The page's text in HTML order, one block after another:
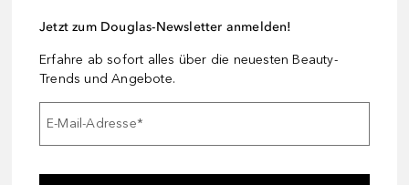
Jetzt zum Douglas-Newsletter anmelden!
Erfahre ab sofort alles über die neuesten Beauty-
Trends und Angebote.
E-Mail-Adresse*